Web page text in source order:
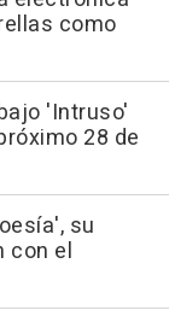
como
'Intruso'
28 de
su
con el